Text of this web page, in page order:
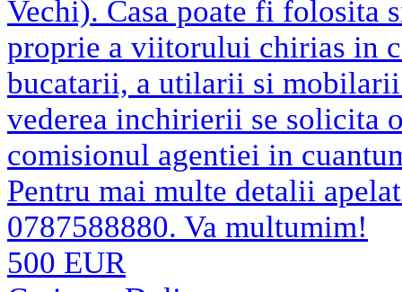
Vechi). Casa poate fi folosita
proprie a viitorului chirias in
bucatarii, a utilarii si
vederea inchirierii se solicita
comisionul agentiei in
Pentru mai multe detalii
0787588880. Va multumim!
500 EUR